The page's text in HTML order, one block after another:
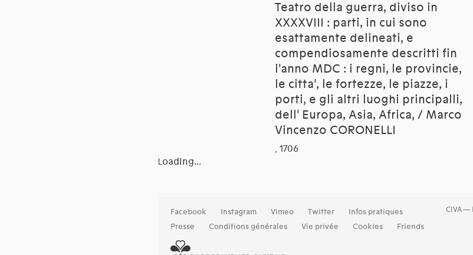
Teatro della guerra, diviso in
XXXXVIII : parti, in cui sono
esattamente delineati, e
compendiosamente descritti fin
l'anno MDC : i regni, le provincie,
le citta', le fortezze, le piazze, i
porti, e gli altri luoghi principalli,
dell' Europa, Asia, Africa, / Marco
Vincenzo CORONELLI
, 1706
Loading...
Facebook Instagram Vimeo Twitter
Infos pratiques
Presse
Conditions générales Vie privée Cookies Friends
CIVA —